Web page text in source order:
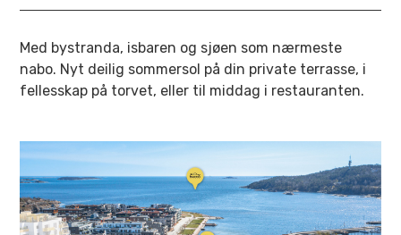
Med bystranda, isbaren og sjøen som nærmeste
nabo. Nyt deilig sommersol på din private terrasse, i
fellesskap på torvet, eller til middag i restauranten.